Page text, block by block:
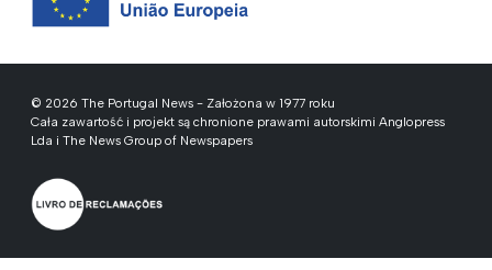
© 2026 The Portugal News - Założona w 1977 roku
Cała zawartość i projekt są chronione prawami autorskimi Anglopress
Lda i The News Group of Newspapers